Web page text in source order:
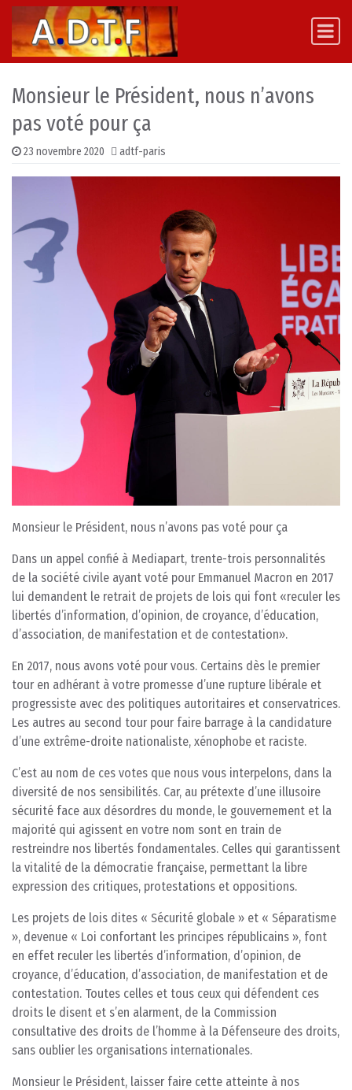
Skip to content
Main Navigation
Monsieur le Président, nous n’avons
pas voté pour ça
23 novembre 2020 adtf-paris
Monsieur le Président, nous n’avons pas voté pour ça
Dans un appel confié à Mediapart, trente-trois personnalités
de la société civile ayant voté pour Emmanuel Macron en 2017
lui demandent le retrait de projets de lois qui font «reculer les
libertés d’information, d’opinion, de croyance, d’éducation,
d’association, de manifestation et de contestation».
En 2017, nous avons voté pour vous. Certains dès le premier
tour en adhérant à votre promesse d’une rupture libérale et
progressiste avec des politiques autoritaires et conservatrices.
Les autres au second tour pour faire barrage à la candidature
d’une extrême-droite nationaliste, xénophobe et raciste.
C’est au nom de ces votes que nous vous interpelons, dans la
diversité de nos sensibilités. Car, au prétexte d’une illusoire
sécurité face aux désordres du monde, le gouvernement et la
majorité qui agissent en votre nom sont en train de
restreindre nos libertés fondamentales. Celles qui garantissent
la vitalité de la démocratie française, permettant la libre
expression des critiques, protestations et oppositions.
Les projets de lois dites « Sécurité globale » et « Séparatisme
», devenue « Loi confortant les principes républicains », font
en effet reculer les libertés d’information, d’opinion, de
croyance, d’éducation, d’association, de manifestation et de
contestation. Toutes celles et tous ceux qui défendent ces
droits le disent et s’en alarment, de la Commission
consultative des droits de l’homme à la Défenseure des droits,
sans oublier les organisations internationales.
Monsieur le Président, laisser faire cette atteinte à nos